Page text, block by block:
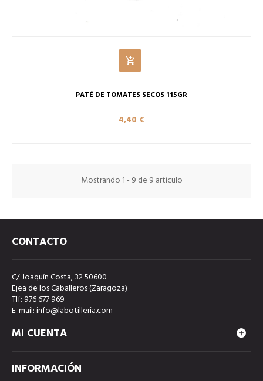
PATÉ DE TOMATES SECOS 115GR
4,40 €
Mostrando 1 - 9 de 9 artículo
CONTACTO
C/ Joaquín Costa, 32 50600
Ejea de los Caballeros (Zaragoza)
Tlf: 976 677 969
E-mail: info@labotilleria.com
MI CUENTA
INFORMACIÓN